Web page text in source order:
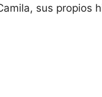
sus propios